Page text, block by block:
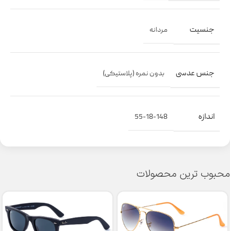
جنسیت مردانه
جنس عدسی بدون نمره (پلاستیکی)
اندازه 55-18-148
محبوب ترین محصولات